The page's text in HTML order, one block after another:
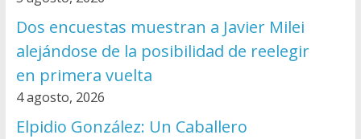
Dos encuestas muestran a Javier Milei
alejándose de la posibilidad de reelegir
en primera vuelta
4 agosto, 2026
Elpidio González: Un Caballero